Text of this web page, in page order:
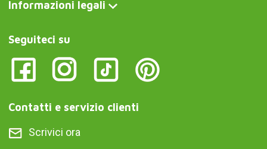
Informazioni legali
Seguiteci su
Contatti e servizio clienti
Scrivici ora